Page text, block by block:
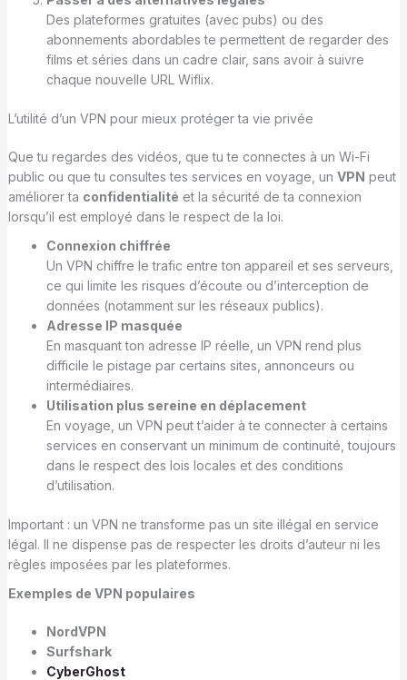
Des plateformes gratuites (avec pubs) ou des
abonnements abordables te permettent de regarder des
films et séries dans un cadre clair, sans avoir à suivre
chaque nouvelle URL Wiflix.
L’utilité d’un VPN pour mieux protéger ta vie privée
Que tu regardes des vidéos, que tu te connectes à un Wi-Fi
public ou que tu consultes tes services en voyage, un VPN peut
améliorer ta confidentialité et la sécurité de ta connexion
lorsqu’il est employé dans le respect de la loi.
Connexion chiffrée
Un VPN chiffre le trafic entre ton appareil et ses serveurs,
ce qui limite les risques d’écoute ou d’interception de
données (notamment sur les réseaux publics).
Adresse IP masquée
En masquant ton adresse IP réelle, un VPN rend plus
difficile le pistage par certains sites, annonceurs ou
intermédiaires.
Utilisation plus sereine en déplacement
En voyage, un VPN peut t’aider à te connecter à certains
services en conservant un minimum de continuité, toujours
dans le respect des lois locales et des conditions
d’utilisation.
Important : un VPN ne transforme pas un site illégal en service
légal. Il ne dispense pas de respecter les droits d’auteur ni les
règles imposées par les plateformes.
Exemples de VPN populaires
NordVPN
Surfshark
CyberGhost